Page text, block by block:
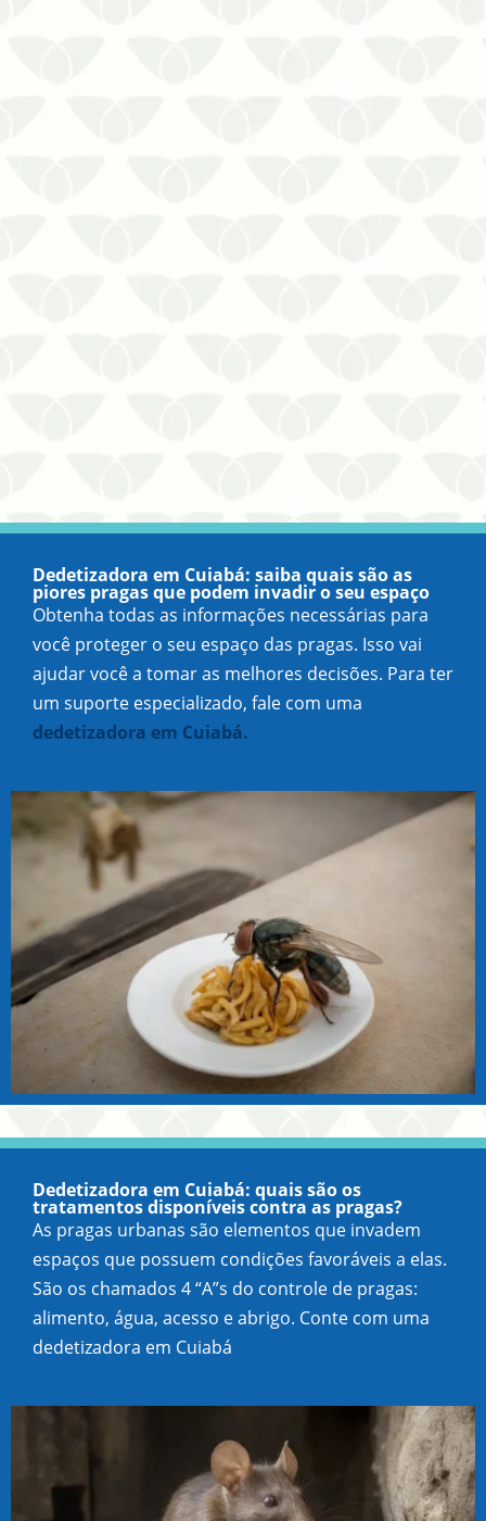
Dedetizadora em Cuiabá: saiba quais são as
piores pragas que podem invadir o seu espaço
Obtenha todas as informações necessárias para
você proteger o seu espaço das pragas. Isso vai
ajudar você a tomar as melhores decisões. Para ter
um suporte especializado, fale com uma
dedetizadora em Cuiabá.
Dedetizadora em Cuiabá: quais são os
tratamentos disponíveis contra as pragas?
As pragas urbanas são elementos que invadem
espaços que possuem condições favoráveis a elas.
São os chamados 4 “A”s do controle de pragas:
alimento, água, acesso e abrigo. Conte com uma
dedetizadora em Cuiabá